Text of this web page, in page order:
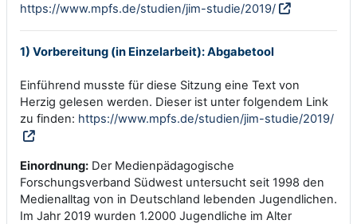
https://www.mpfs.de/studien/jim-studie/2019/
1) Vorbereitung (in Einzelarbeit): Abgabetool
Einführend musste für diese Sitzung eine Text von
Herzig gelesen werden. Dieser ist unter folgendem Link
zu finden: https://www.mpfs.de/studien/jim-studie/2019/
Einordnung: Der Medienpädagogische
Forschungsverband Südwest untersucht seit 1998 den
Medienalltag von in Deutschland lebenden Jugendlichen.
Im Jahr 2019 wurden 1.2000 Jugendliche im Alter